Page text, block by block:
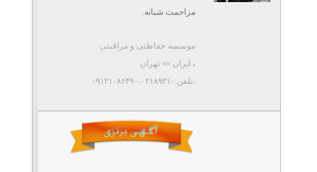
مزاحمت شبانه.
مستقر در محدوده محل ...
موسسه حفاظتی و مراقبتی
، ایران »» تهران
،تلفن:۰۲۱۸۹۳۱۰-۰۹۱۲۱۰۸۶۴۹۰